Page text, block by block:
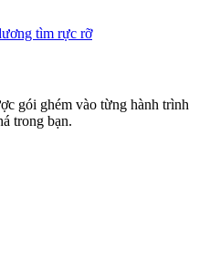
tìm rực rỡ
gói ghém vào từng hành trình
trong bạn.